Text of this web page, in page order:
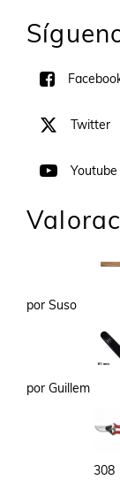
Twitter
Youtube
por Suso
por Guillem
308